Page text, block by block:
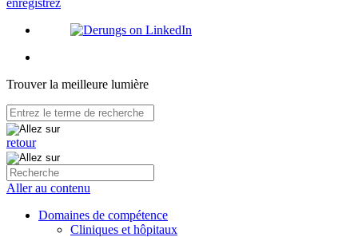
enregistrez
Trouver la meilleure lumière
retour
Aller au contenu
Domaines de compétence
Cliniques et hôpitaux